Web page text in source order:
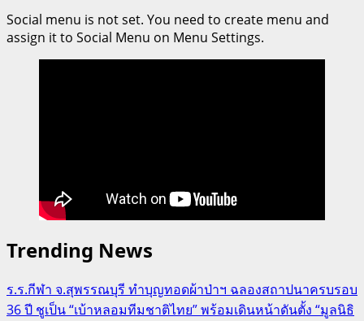
Social menu is not set. You need to create menu and
assign it to Social Menu on Menu Settings.
Trending News
ร.ร.กีฬา จ.สุพรรณบุรี ทำบุญทอดผ้าป่าฯ ฉลองสถาปนาครบรอบ
36 ปี ชูเป็น “เบ้าหลอมทีมชาติไทย” พร้อมเดินหน้าดันตั้ง “มูลนิธิ